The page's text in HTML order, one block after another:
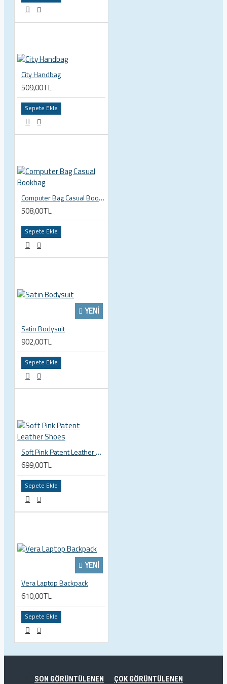
City Handbag
509,00TL
Sepete Ekle
Computer Bag Casual Bookbag
508,00TL
Sepete Ekle
YENI
Satin Bodysuit
902,00TL
Sepete Ekle
Soft Pink Patent Leather Shoes
699,00TL
Sepete Ekle
YENI
Vera Laptop Backpack
610,00TL
Sepete Ekle
SON GÖRÜNTÜLENEN ÇOK GÖRÜNTÜLENEN